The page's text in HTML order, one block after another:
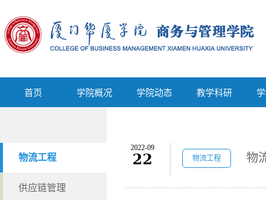
首页 学院概况 学院动态 教学科研
物流工程
供应链管理
2022-09
22 物
物流工程